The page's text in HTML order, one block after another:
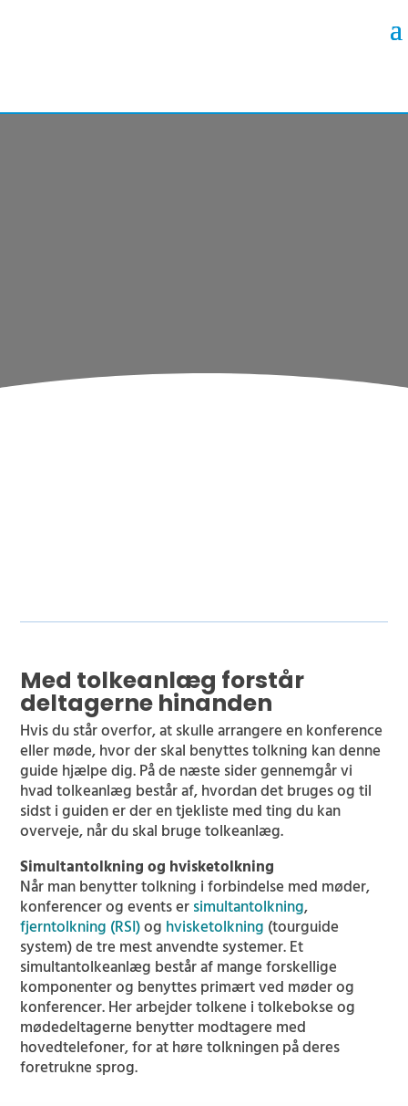
Med tolkeanlæg forstår
deltagerne hinanden
Hvis du står overfor, at skulle arrangere en konference
eller møde, hvor der skal benyttes tolkning kan denne
guide hjælpe dig. På de næste sider gennemgår vi
hvad tolkeanlæg består af, hvordan det bruges og til
sidst i guiden er der en tjekliste med ting du kan
overveje, når du skal bruge tolkeanlæg.
Simultantolkning og hvisketolkning
Når man benytter tolkning i forbindelse med møder,
konferencer og events ersimultantolkning,
fjerntolkning (RSI)og hvisketolkning (tourguide
system) de tre mest anvendte systemer. Et
simultantolkeanlæg består af mange forskellige
komponenter og benyttes primært ved møder og
konferencer. Her arbejder tolkene i tolkebokse og
mødedeltagerne benytter modtagere med
hovedtelefoner, for at høre tolkningen på deres
foretrukne sprog.